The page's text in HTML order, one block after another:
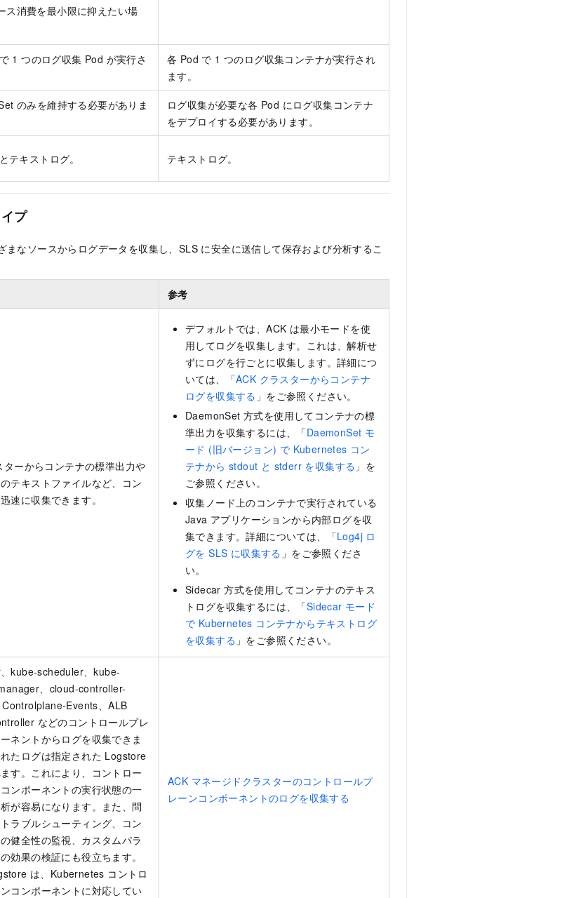
ス消費を最小限に抑えたい場
1 つのログ収集 Pod が実行さ
各 Pod で 1 つのログ収集コンテナが実行され
ます。
のみを維持する必要がありま
ログ収集が必要な各 Pod にログ収集コンテナ
をデプロイする必要があります。
テキストログ。 テキストログ。
プ
まなソースからログデータを収集し、SLS に安全に送信して保存および分析するこ
参考
ターからコンテナの標準出力や
テキストファイルなど、コン
速に収集できます。
デフォルトでは、ACK は最小モードを使
用してログを収集します。これは、解析せ
ずにログを行ごとに収集します。詳細につ
いては、「ACK クラスターからコンテナ
ログを収集する 」をご参照ください。
DaemonSet 方式を使用してコンテナの標
準出力を収集するには、「DaemonSet モ
ード (旧バージョン) で Kubernetes コン
テナから stdout と stderr を収集する 」を
ご参照ください。
収集ノード上のコンテナで実行されている
Java アプリケーションから内部ログを収
集できます。詳細については、「Log4j ロ
グを SLS に収集する 」をご参照くださ
い。
Sidecar 方式を使用してコンテナのテキス
トログを収集するには、「Sidecar モード
で Kubernetes コンテナからテキストログ
を収集する 」をご参照ください。
、kube-scheduler 、kube-
cloud-controller-
Controlplane-Events、ALB
などのコントロールプレ
ネントからログを収集できま
たログは指定された Logstore
す。これにより、コントロー
ンポーネントの実行状態の一
が容易になります。また、問
ラブルシューティング、コン
健全性の監視、カスタムパラ
効果の検証にも役立ちます。
は、Kubernetes コントロ
コンポーネントに対応してい
ACK マネージドクラスターのコントロールプ
レーンコンポーネントのログを収集する